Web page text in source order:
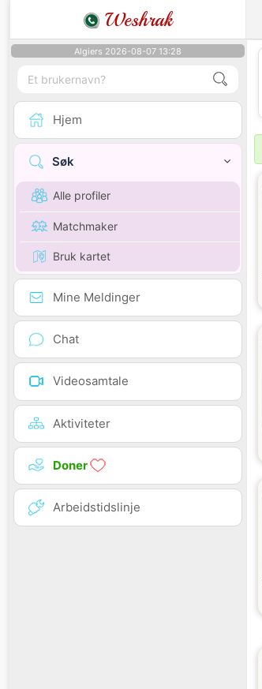
Weshrak
Algiers 2026-08-07 13:28
Hjem
Søk
Alle profiler
Matchmaker
Bruk kartet
Mine Meldinger
Chat
Videosamtale
Aktiviteter
Doner
Arbeidstidslinje